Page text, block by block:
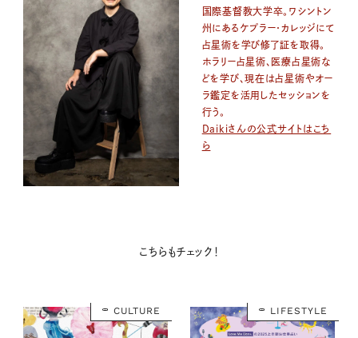
国際基督教大学卒。ワシントン
州にあるケプラー・カレッジにて
占星術を学び修了証を取得。
ホラリー占星術、医療占星術な
どを学び、現在は占星術やオー
ラ鑑定を活用したセッションを
行う。
Daikiさんの公式サイトはこち
ら
こちらもチェック！
CULTURE LIFESTYLE